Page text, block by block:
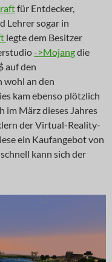
für Entdecker,
Lehrer sogar in
legte dem Besitzer
->Mojangdie
auf den
wohl an den
kam ebenso plötzlich
im März dieses Jahres
der Virtual-Reality-
ein Kaufangebot von
kann sich der